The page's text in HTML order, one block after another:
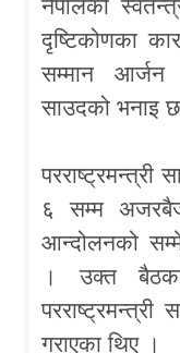
नेपालको
दृष्टिकोणका
सम्मान आर्जन
साउदको भनाइ
परराष्ट्रमन्त्री
६ सम्म
आन्दोलनको
। उक्त
परराष्ट्रमन्त्री
गराएका थिए ।